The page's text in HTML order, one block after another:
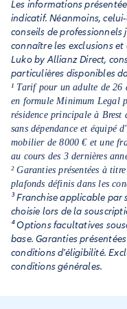
accompagnée d’un
préjudice subi et de
Les informations
indicatif. Néanmoins,
conseils de
connaître les exclusions
Luko by Allianz Direct,
particulières disponibles
¹ Tarif pour un adulte de 26
en formule Minimum Legal
résidence principale à Brest
sans dépendance et équipé
mobilier de 8000 € et une
au cours des 3 dernières
² Garanties présentées à
plafonds définis dans les
³ Franchise applicable
choisie lors de la
⁴ Options facultatives
base. Garanties
conditions d'éligibilité.
conditions générales.